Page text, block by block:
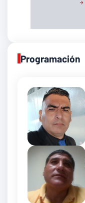
Programación